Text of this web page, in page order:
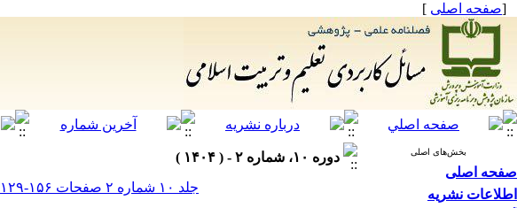
[صفحه اصلی ]
بخش‌های اصلی
صفحه اصلی
اطلاعات نشریه
دوره ۱۰، شماره ۲ - ( ۱۴۰۴ )
جلد ۱۰ شماره ۲ صفحات ۱۵۶-۱۲۹